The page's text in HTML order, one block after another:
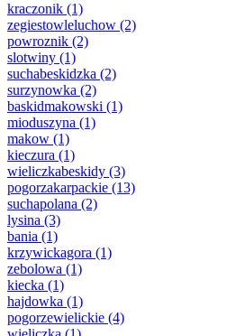
kraczonik (1)
zegiestowleluchow (2)
powroznik (2)
slotwiny (1)
suchabeskidzka (2)
surzynowka (2)
baskidmakowski (1)
mioduszyna (1)
makow (1)
kieczura (1)
wieliczkabeskidy (3)
pogorzakarpackie (13)
suchapolana (2)
lysina (3)
bania (1)
krzywickagora (1)
zebolowa (1)
kiecka (1)
hajdowka (1)
pogorzewielickie (4)